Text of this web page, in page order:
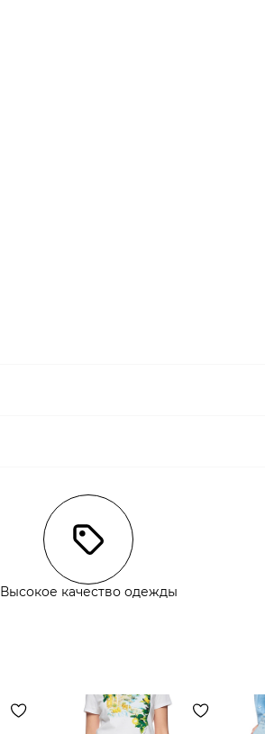
Высокое качество одежды